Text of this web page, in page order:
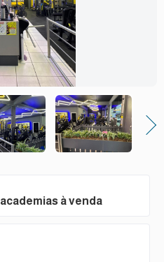
Next
à venda